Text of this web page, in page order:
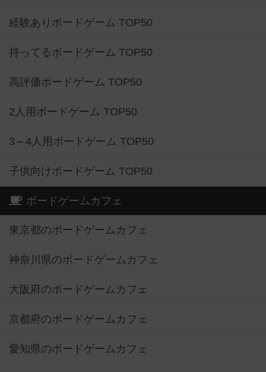
経験ありボードゲーム TOP50
持ってるボードゲーム TOP50
高評価ボードゲーム TOP50
2人用ボードゲーム TOP50
3～4人用ボードゲーム TOP50
子供向けボードゲーム TOP50
ボードゲームカフェ
東京都のボードゲームカフェ
神奈川県のボードゲームカフェ
大阪府のボードゲームカフェ
京都府のボードゲームカフェ
愛知県のボードゲームカフェ